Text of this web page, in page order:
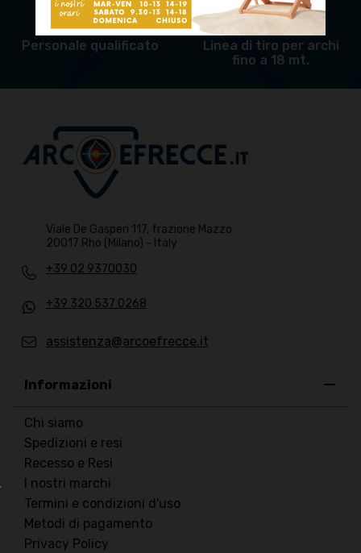
Personale qualificato
Linea di tiro per archi
fino a 18 mt.
Viale De Gasperi 117, frazione Mazzo
20017 Rho (Milano) - Italy
+39 02 9370030
+39 320 537 0268
assistenza@arcoefrecce.it
Informazioni
Chi siamo
Spedizioni e resi
Recesso e Resi
I nostri marchi
Termini e condizioni d'uso
Metodi di pagamento
Privacy Policy